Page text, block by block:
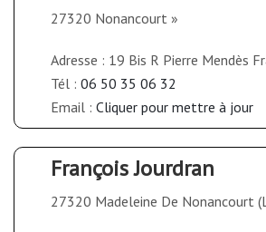
27320 Nonancourt »
Adresse : 19 Bis R Pierre Mendès
Tél : 06 50 35 06 32
Email : Cliquer pour mettre à jour
François Jourdran
27320 Madeleine De Nonancourt